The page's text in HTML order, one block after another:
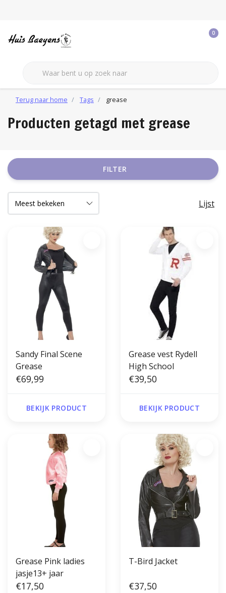
0
Terug naar home Tags grease
Producten getagd met grease
FILTER
Lijst
Sandy Final Scene
Grease
€69,99
BEKIJK PRODUCT
Grease vest Rydell
High School
€39,50
BEKIJK PRODUCT
Grease Pink ladies
jasje13+ jaar
€17,50
T-Bird Jacket
€37,50